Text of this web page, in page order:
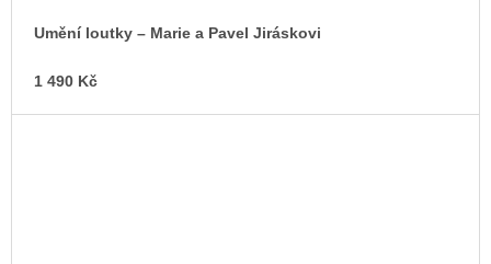
Umění loutky – Marie a Pavel Jiráskovi
1 490 Kč